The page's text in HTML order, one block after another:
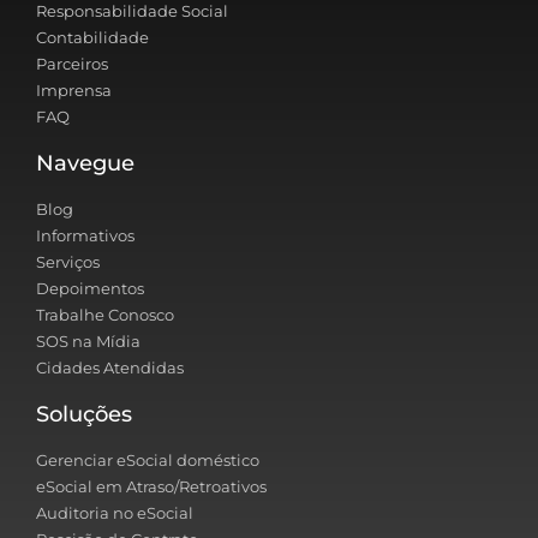
Responsabilidade Social
Contabilidade
Parceiros
Imprensa
FAQ
Navegue
Blog
Informativos
Serviços
Depoimentos
Trabalhe Conosco
SOS na Mídia
Cidades Atendidas
Soluções
Gerenciar eSocial doméstico
eSocial em Atraso/Retroativos
Auditoria no eSocial